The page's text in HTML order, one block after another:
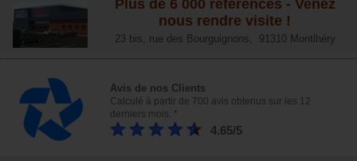
Plus de 6 000 références - Venez
nous rendre visite !
23 bis, rue des Bourguignons, 91310 Montlhéry
Avis de nos Clients
Calculé à partir de 700 avis obtenus sur les 12
derniers mois. *
4.65/5